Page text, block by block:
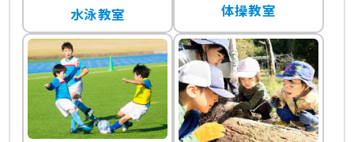
水泳教室 体操教室